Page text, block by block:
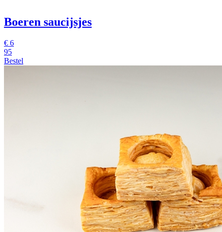
Boeren saucijsjes
€ 6
95
Bestel